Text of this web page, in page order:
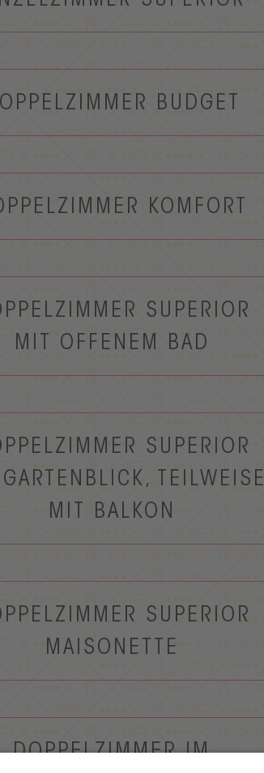
BUDGET
KOMFORT
SUPERIOR
MIT OFFENEM BAD
SUPERIOR
TEILWEISE
MIT BALKON
SUPERIOR
MAISONETTE
DOPPELZIMMER IM